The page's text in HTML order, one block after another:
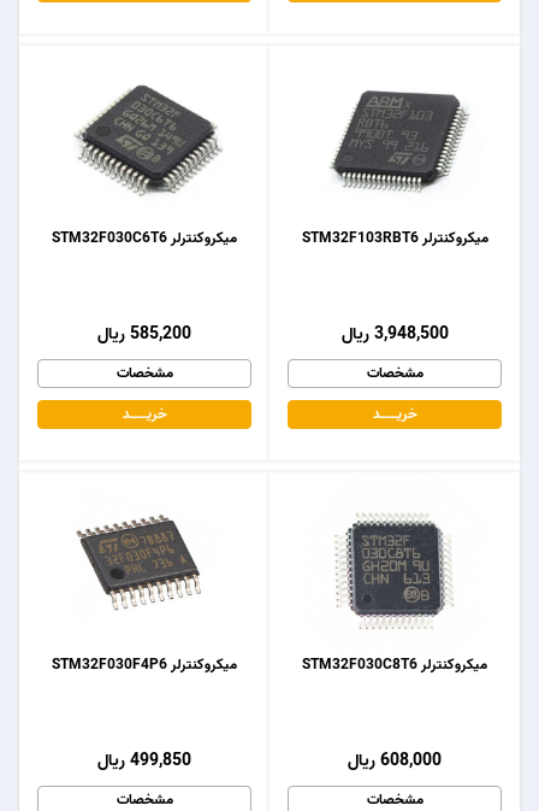
میکروکنترلر STM32F030C6T6
585,200 ریال
مشخصات
خریـــــــد
میکروکنترلر STM32F103RBT6
3,948,500 ریال
مشخصات
خریـــــــد
میکروکنترلر STM32F030F4P6
499,850 ریال
مشخصات
میکروکنترلر STM32F030C8T6
608,000 ریال
مشخصات